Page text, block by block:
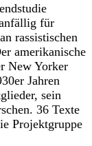
für
rassistischen
amerikanische
New Yorker
Jahren
sein
36 Texte
Projektgruppe